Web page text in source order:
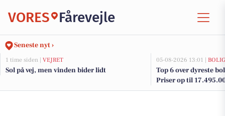
VORES Fårevejle
Seneste nyt ›
1 time siden | VEJRET
Sol på vej, men vinden bider lidt
05-08-2026 13:01 |
Top 6 over dyreste
Priser op til